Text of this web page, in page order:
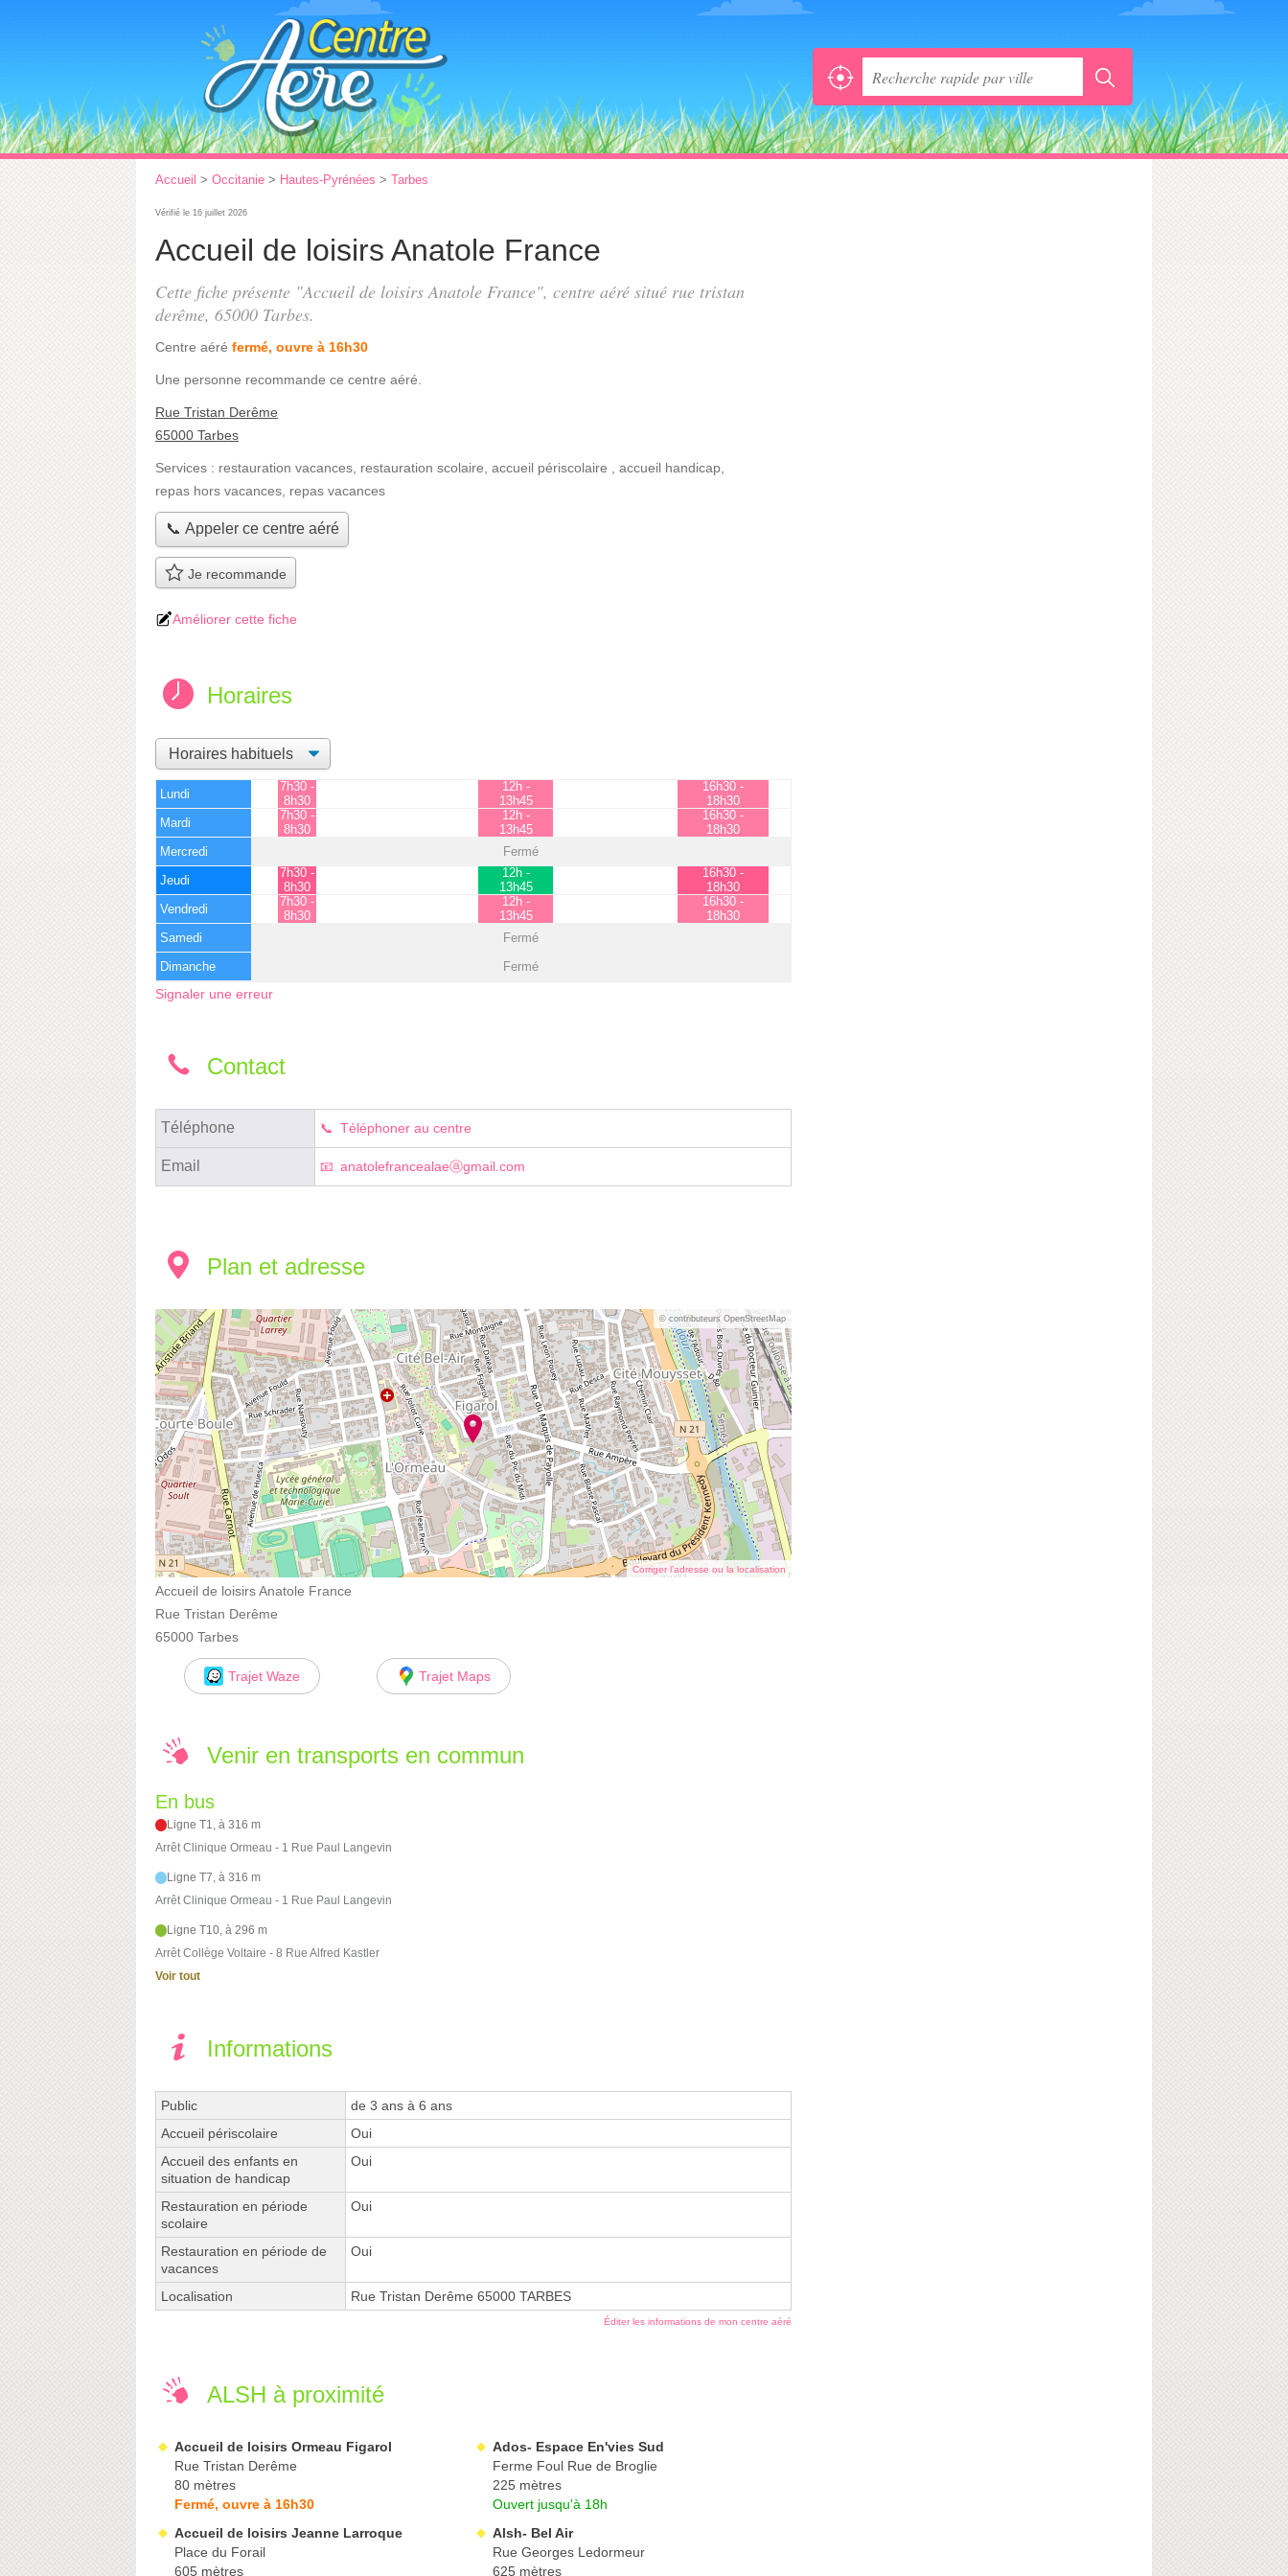
Accueil > Occitanie > Hautes-Pyrénées > Tarbes
Vérifié le 16 juillet 2026
Accueil de loisirs Anatole France
Cette fiche présente "Accueil de loisirs Anatole France", centre aéré situé rue tristan
derême, 65000 Tarbes.
Centre aéré fermé, ouvre à 16h30
Une personne recommande ce centre aéré.
Rue Tristan Derême
65000 Tarbes
Services : restauration vacances restauration scolaire accueil périscolaire accueil handicap
repas hors vacances repas vacances
📞 Appeler ce centre aéré
Je recommande
Améliorer cette fiche
Horaires
Lundi
7h30 -
8h30
12h -
13h45
16h30 -
18h30
Mardi
7h30 -
8h30
12h -
13h45
16h30 -
18h30
Mercredi
Fermé
Jeudi
7h30 -
8h30
12h -
13h45
16h30 -
18h30
Vendredi
7h30 -
8h30
12h -
13h45
16h30 -
18h30
Samedi
Fermé
Dimanche Fermé
Signaler une erreur
Contact
Téléphone Téléphoner au centre
Email anatolefrancealaeⓐgmail.com
Plan et adresse
© contributeurs OpenStreetMap
Corriger l’adresse ou la localisation
Accueil de loisirs Anatole France
Rue Tristan Derême
65000 Tarbes
Trajet Waze Trajet Maps
Venir en transports en commun
En bus
Ligne T1, à 316 m
Arrêt Clinique Ormeau - 1 Rue Paul Langevin
Ligne T7, à 316 m
Arrêt Clinique Ormeau - 1 Rue Paul Langevin
Ligne T10, à 296 m
Arrêt Collège Voltaire - 8 Rue Alfred Kastler
Voir tout
Informations
Public
de 3 ans à 6 ans
Accueil périscolaire
Oui
Accueil des enfants en
situation de handicap
Oui
Restauration en période
scolaire
Oui
Restauration en période de
vacances
Oui
Localisation Rue Tristan Derême 65000 TARBES
Éditer les informations de mon centre aéré
ALSH à proximité
Accueil de loisirs Ormeau Figarol
Rue Tristan Derême
80 mètres
Fermé, ouvre à 16h30
Ados- Espace En'vies Sud
Ferme Foul Rue de Broglie
225 mètres
Ouvert jusqu'à 18h
Accueil de loisirs Jeanne Larroque
Place du Forail
605 mètres
Alsh- Bel Air
Rue Georges Ledormeur
625 mètres